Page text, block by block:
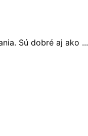
Sú dobré aj ako ...